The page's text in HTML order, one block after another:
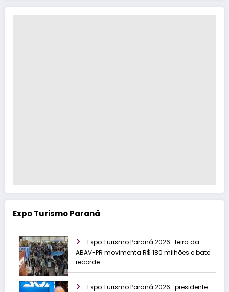
Expo Turismo Paraná
Expo Turismo Paraná 2026 : feira da
ABAV-PR movimenta R$ 180 milhões e bate
recorde
Expo Turismo Paraná 2026 : presidente